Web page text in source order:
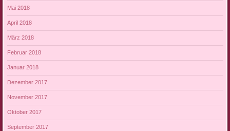
Mai 2018
April 2018
März 2018
Februar 2018
Januar 2018
Dezember 2017
November 2017
Oktober 2017
September 2017